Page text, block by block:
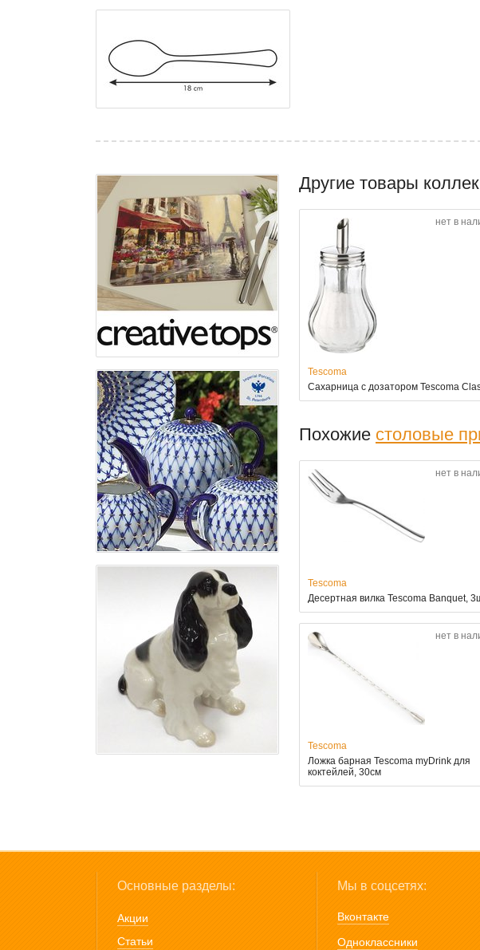
Другие товары
нет в
Tescoma
Сахарница с дозатором Tescoma
Похожие столовые
нет в
Tescoma
Десертная вилка Tescoma Banquet,
нет в
Tescoma
Ложка барная Tescoma myDrink для
коктейлей, 30см
Основные разделы:
Акции
Статьи
Мы в соцсетях:
Вконтакте
Одноклассники